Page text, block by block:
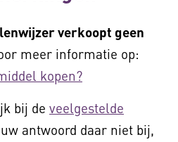
verkoopt geen
meer informatie op:
kopen?
bij de veelgestelde
antwoord daar niet bij,